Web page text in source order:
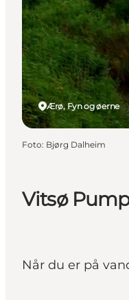
Vitsø
Når du er på
Ærø, Fyn og øerne
Foto: Bjørg Dalheim